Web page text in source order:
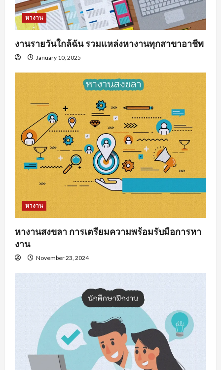
หางาน
งานรายวันใกล้ฉัน รวมแหล่งหางานทุกสาขาอาชีพ
January 10, 2025
หางาน
หางานสงขลา การเตรียมความพร้อมรับมือการหา
งาน
November 23, 2024